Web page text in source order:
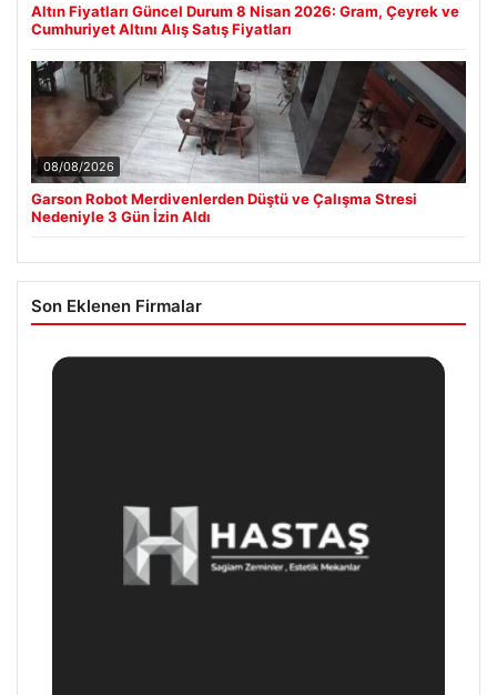
Altın Fiyatları Güncel Durum 8 Nisan 2026: Gram, Çeyrek ve
Cumhuriyet Altını Alış Satış Fiyatları
08/08/2026
Garson Robot Merdivenlerden Düştü ve Çalışma Stresi
Nedeniyle 3 Gün İzin Aldı
Son Eklenen Firmalar